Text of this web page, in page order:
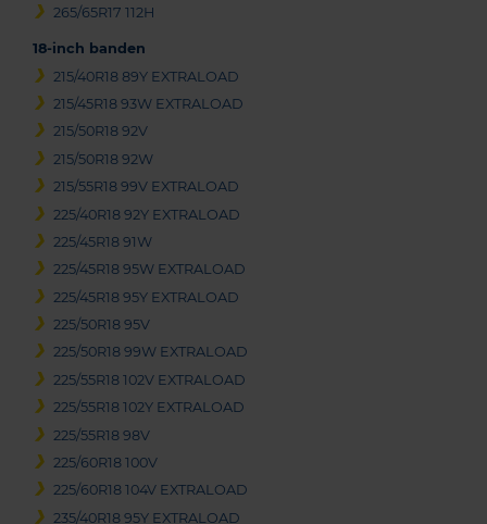
265/65R17 112H
18-inch banden
215/40R18 89Y EXTRALOAD
215/45R18 93W EXTRALOAD
215/50R18 92V
215/50R18 92W
215/55R18 99V EXTRALOAD
225/40R18 92Y EXTRALOAD
225/45R18 91W
225/45R18 95W EXTRALOAD
225/45R18 95Y EXTRALOAD
225/50R18 95V
225/50R18 99W EXTRALOAD
225/55R18 102V EXTRALOAD
225/55R18 102Y EXTRALOAD
225/55R18 98V
225/60R18 100V
225/60R18 104V EXTRALOAD
235/40R18 95Y EXTRALOAD